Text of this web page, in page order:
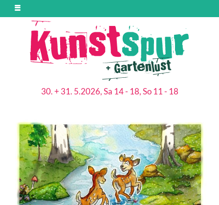
30. + 31. 5.2026, Sa 14 - 18, So 11 - 18